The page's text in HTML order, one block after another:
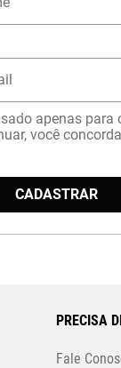
Mizuno e garanta
.
apenas para
você
CADASTRAR
PRECISA
Fale